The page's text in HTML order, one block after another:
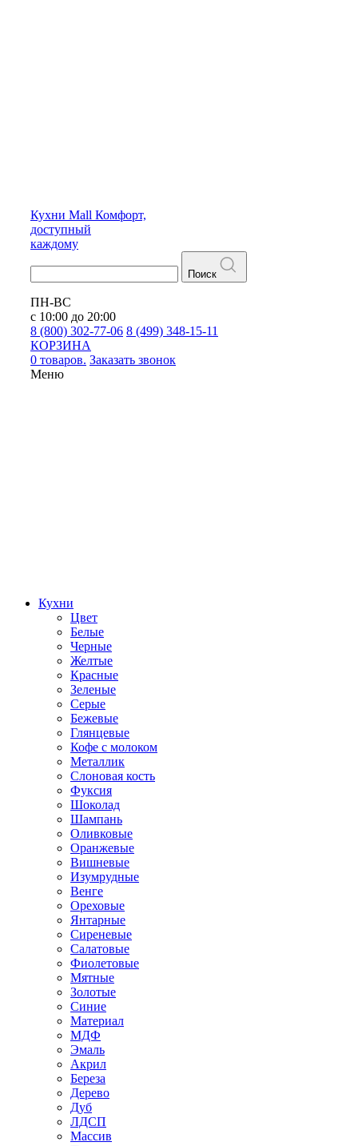
Кухни Mall Комфорт,
доступный
каждому
Поиск
ПН-ВС
с 10:00 до 20:00
8 (800) 302-77-06 8 (499) 348-15-11
КОРЗИНА
0 товаров. Заказать звонок
Меню
Кухни
Цвет
Белые
Черные
Желтые
Красные
Зеленые
Серые
Бежевые
Глянцевые
Кофе с молоком
Металлик
Слоновая кость
Фуксия
Шоколад
Шампань
Оливковые
Оранжевые
Вишневые
Изумрудные
Венге
Ореховые
Янтарные
Сиреневые
Салатовые
Фиолетовые
Мятные
Золотые
Синие
Материал
МДФ
Эмаль
Акрил
Береза
Дерево
Дуб
ЛДСП
Массив